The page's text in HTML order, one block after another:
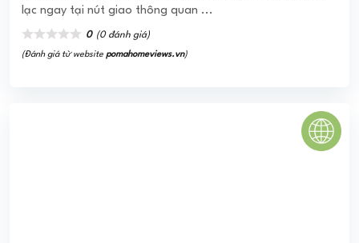
lạc ngay tại nút giao thông quan ...
0 (0 đánh giá)
(Đánh giá từ website pomahomeviews.vn)